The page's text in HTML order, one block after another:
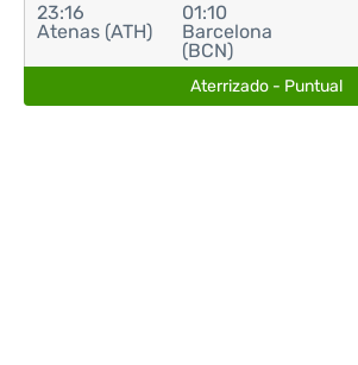
23:16
Atenas (ATH)
01:10
Barcelona
(BCN)
Aterrizado - Puntual